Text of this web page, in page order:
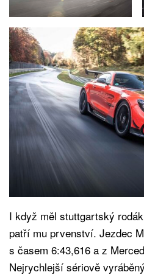
I když měl stuttgartský
patří mu prvenství. Jezdec
s časem 6:43,616 a z
Nejrychlejší sériově